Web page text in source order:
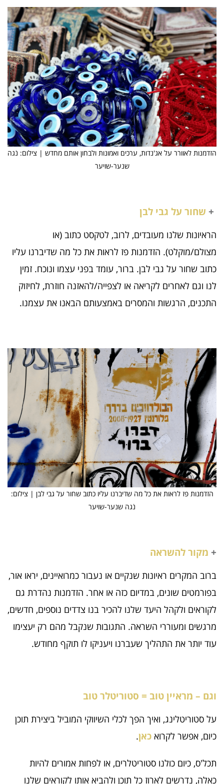
הזדמנות לאוורר על אג'נדות, ערכים ואמונות ולבחון אותם מחדש | צילום: נֹגה
שנער-שויער
+ שחור על גבי לבן
הראיונות שלנו מעובדים, לרוב, לטקסט כתוב (או
מצולם/מוקלט). הזדמנות פז לראות את כל מה שדיברנו עליו
כתוב שחור על גבי לבן. ברור, עומד בפני עצמו ונוכח. זמין
לנו וגם לאחרים לקריאה או לצפייה/להאזנה חוזרת, לחיזוק
התכנים, הרגשות והמסרים באמצעותם הבאנו את עצמנו.
הזדמנות פז לראות את כל מה שדיברנו עליו כתוב שחור על גבי לבן | צילום:
נֹגה שנער-שויער
+ מקור להשראה
ברוב המקרים ראיונות שנקיים או נעבור כמרואיינים, יראו אור,
בפורמטים שונים, במדיום כזה או אחר. הזדמנות נהדרת גם
לקוראים ולקהל היעד שלנו להכיר בנו צדדים נוספים, חדשים,
מרגשים ומעוררי השראה. התגובות שנקבל מהם רק יעצימו
עוד יותר את התהליך שעברנו ויעניקו לו תוקף מחודש.
וגם – מראיין טוב = סטוריטלר טוב
על סטוריטלינג, ואיך הפך לכלי השיווקי המוביל ביצירת תוכן
כיום, אפשר לקרוא כאן.
תכל'ס, כיום כולנו סטוריטלרים, או לפחות אמורים להיות
כאלה, נדרשים לארוז כל תוכן ולהביא אותו לקוראים שלנו